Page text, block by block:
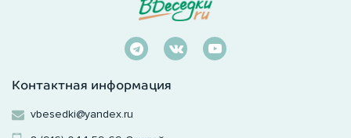
Контактная информация
vbesedki@yandex.ru